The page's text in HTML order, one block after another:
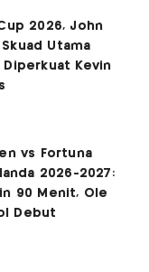
Cup 2026, John
Utama
Kevin
vs Fortuna
2026-2027:
90 Menit, Ole
Debut